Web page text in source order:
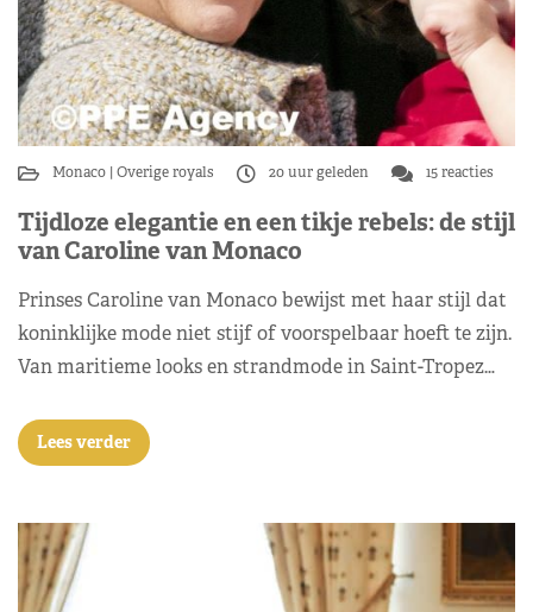
Monaco Overige royals 20 uur geleden 15 reacties
Tijdloze elegantie en een tikje rebels: de stijl
van Caroline van Monaco
Prinses Caroline van Monaco bewijst met haar stijl dat
koninklijke mode niet stijf of voorspelbaar hoeft te zijn.
Van maritieme looks en strandmode in Saint-Tropez…
Lees verder